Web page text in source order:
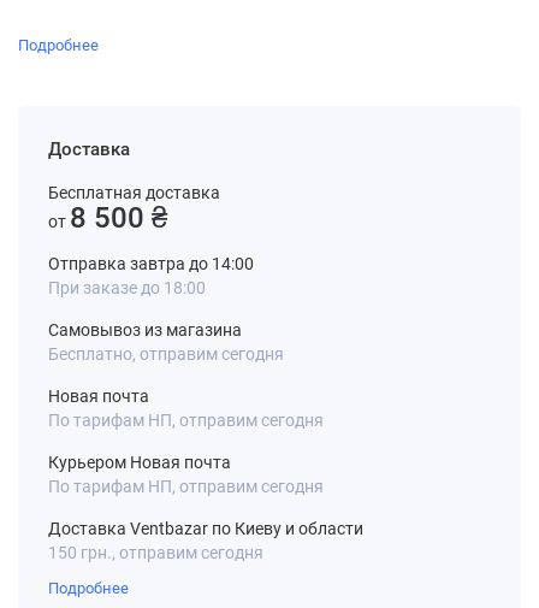
Подробнее
Доставка
Бесплатная доставка
от 8 500 ₴
Отправка завтра до 14:00
При заказе до 18:00
Самовывоз из магазина
Бесплатно, отправим сегодня
Новая почта
По тарифам НП, отправим сегодня
Курьером Новая почта
По тарифам НП, отправим сегодня
Доставка Ventbazar по Киеву и области
150 грн., отправим сегодня
Подробнее